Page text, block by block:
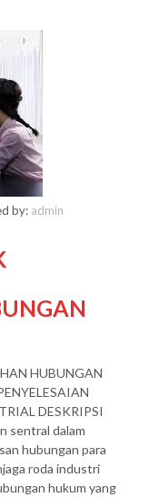
by: admin
HUBUNGAN
DESKRIPSI
sentral dalam
hubungan para
roda industri
hukum yang